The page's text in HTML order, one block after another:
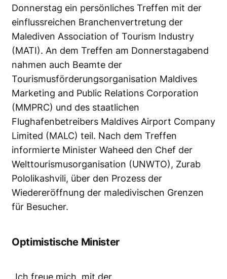
Donnerstag ein persönliches Treffen mit der
einflussreichen Branchenvertretung der
Malediven Association of Tourism Industry
(MATI). An dem Treffen am Donnerstagabend
nahmen auch Beamte der
Tourismusförderungsorganisation Maldives
Marketing and Public Relations Corporation
(MMPRC) und des staatlichen
Flughafenbetreibers Maldives Airport Company
Limited (MALC) teil. Nach dem Treffen
informierte Minister Waheed den Chef der
Welttourismusorganisation (UNWTO), Zurab
Pololikashvili, über den Prozess der
Wiedereröffnung der maledivischen Grenzen
für Besucher.
Optimistische Minister
„Ich freue mich, mit der